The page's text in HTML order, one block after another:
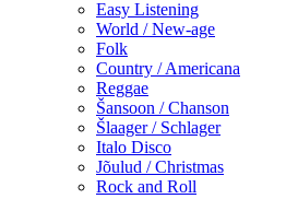
Easy Listening
World / New-age
Folk
Country / Americana
Reggae
Šansoon / Chanson
Šlaager / Schlager
Italo Disco
Jõulud / Christmas
Rock and Roll